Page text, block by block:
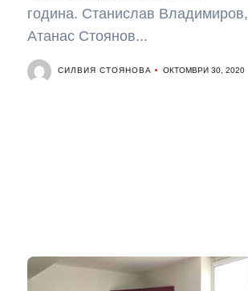
година. Станислав Владимиров,
Атанас Стоянов...
СИЛВИЯ СТОЯНОВА ОКТОМВРИ 30, 2020